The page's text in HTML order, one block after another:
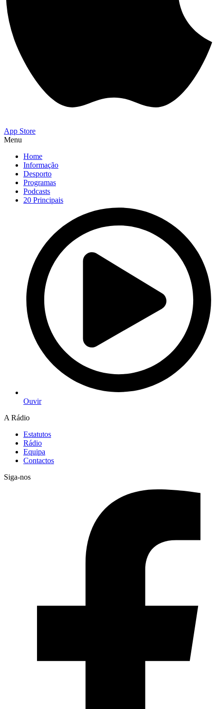
App Store
Menu
Home
Informação
Desporto
Programas
Podcasts
20 Principais
Ouvir
A Rádio
Estatutos
Rádio
Equipa
Contactos
Siga-nos